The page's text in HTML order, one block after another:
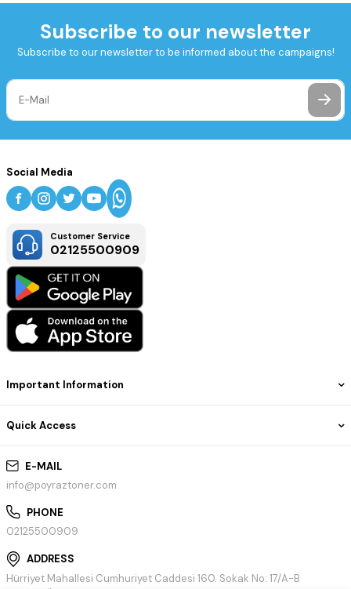
Subscribe to our newsletter
Subscribe to our newsletter to be informed about the campaigns!
E-MAIL
info@poyraztoner.com
PHONE
02125500909
ADDRESS
Hürriyet Mahallesi Cumhuriyet Caddesi 160. Sokak No: 17/A-B
Important Information
Quick Access
Social Media
Customer Service
02125500909